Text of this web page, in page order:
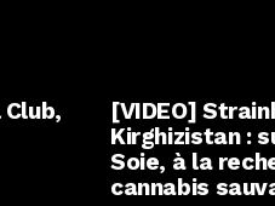
[VIDEO]
Kirghizistan :
Soie, à la
cannabis